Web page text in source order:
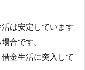
は安定しています
合です。
金生活に突入して